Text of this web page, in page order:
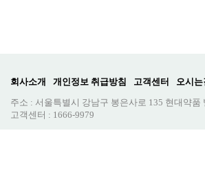
회사소개 개인정보 취급방침 고객센터
오시는
주소 : 서울특별시 강남구 봉은사로 135 현대약품
고객센터 : 1666-9979